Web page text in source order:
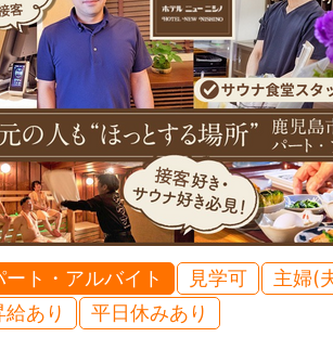
ート・アルバイト 見学可
主婦(
給あり
平日休みあり